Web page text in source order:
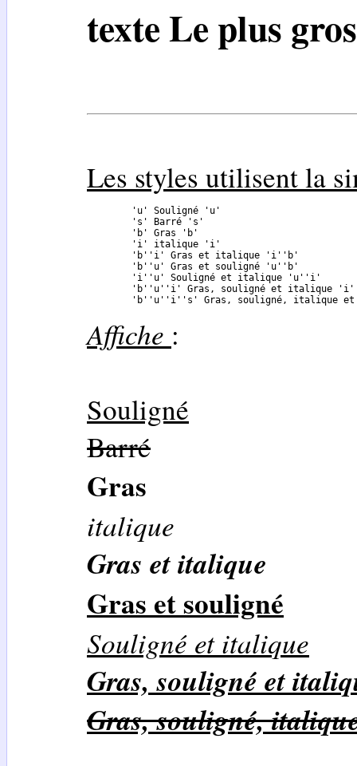
texte Le plus gros
Les styles utilisent la
'b''u''i''s' Gras, souligné, italique
Affiche :
Souligné
Barré
Gras
italique
Gras et italique
Gras et souligné
Souligné et italique
Gras, souligné et
Gras, souligné,